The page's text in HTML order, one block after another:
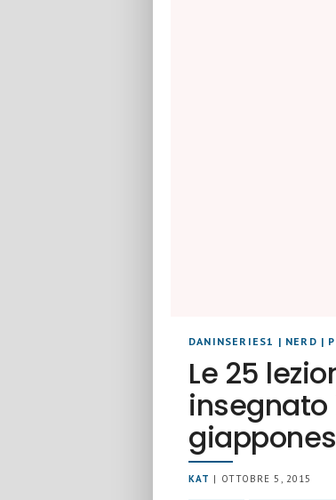
DANINSERIES1 | NERD |
Le 25
KAT | OTTOBRE 5, 2015